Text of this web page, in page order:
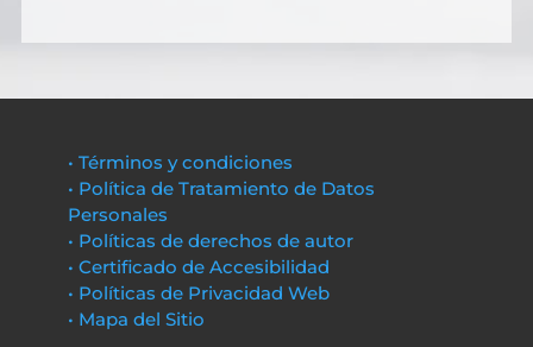
• Términos y condiciones
• Política de Tratamiento de Datos
Personales
• Políticas de derechos de autor
• Certificado de Accesibilidad
• Políticas de Privacidad Web
• Mapa del Sitio